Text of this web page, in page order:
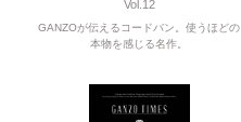
Vol.12
GANZOが伝えるコードバン。使うほどの
本物を感じる名作。